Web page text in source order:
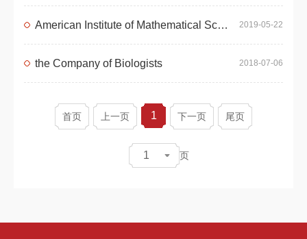
2019-05-22
American Institute of Mathematical Sciences Journals
2018-07-06
the Company of Biologists
首页 上一页 1 下一页 尾页
1 页